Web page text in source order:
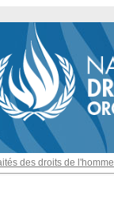
des droits de l'homme